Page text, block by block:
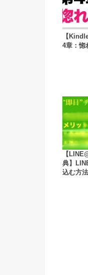
【
4章：惚
【
典】
込む方法